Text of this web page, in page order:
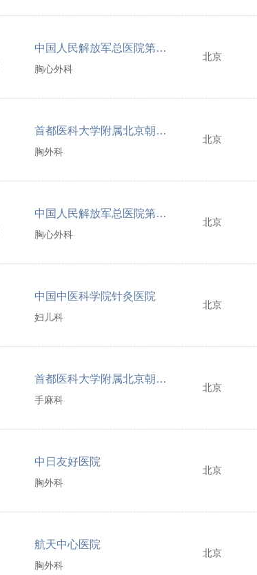
中国人民解放军总医院第一附属医院
胸心外科
北京
首都医科大学附属北京朝阳医院
胸外科
北京
中国人民解放军总医院第一附属医院
胸心外科
北京
中国中医科学院针灸医院
妇儿科
北京
首都医科大学附属北京朝阳医院
手麻科
北京
中日友好医院
胸外科
北京
航天中心医院
胸外科
北京